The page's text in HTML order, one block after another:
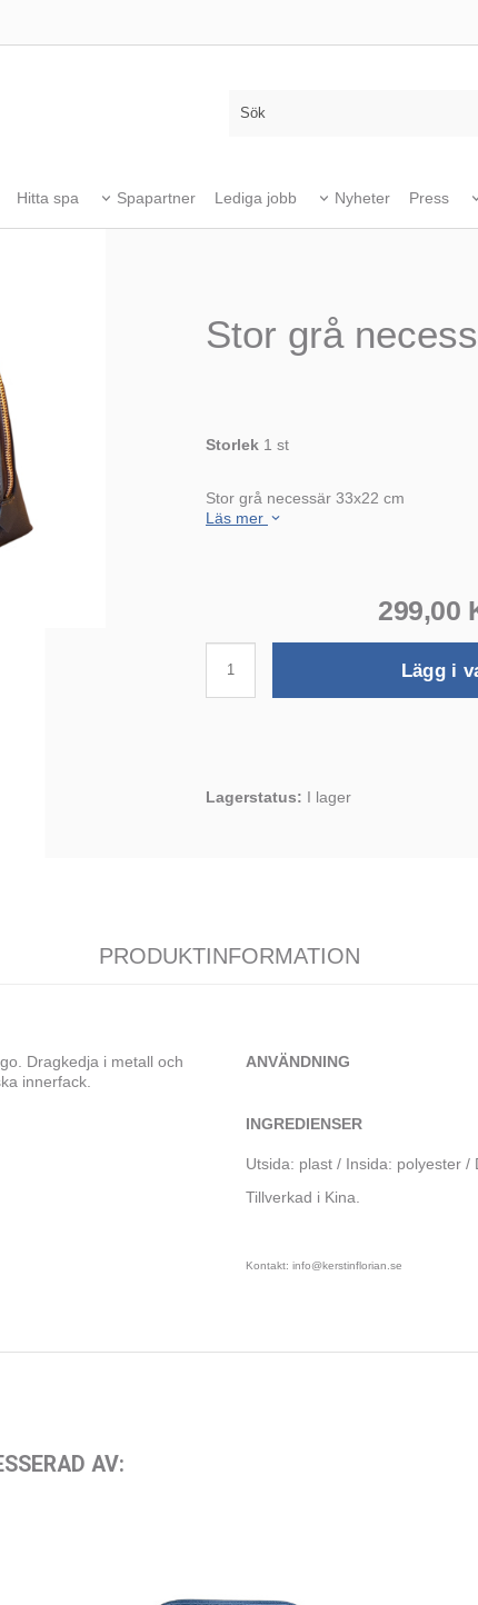
Hitta spa Spapartner Lediga jobb Nyheter Press
Stor grå
Storlek 1 st
Stor grå necessär 33x22 cm
Läs mer
299,00
Lägg i
Lagerstatus: I lager
PRODUKTINFORMATION
Dragkedja i metall och
innerfack.
ANVÄNDNING
INGREDIENSER
Utsida: plast / Insida: polyester /
Tillverkad i Kina.
Kontakt: info@kerstinflorian.se
AV: